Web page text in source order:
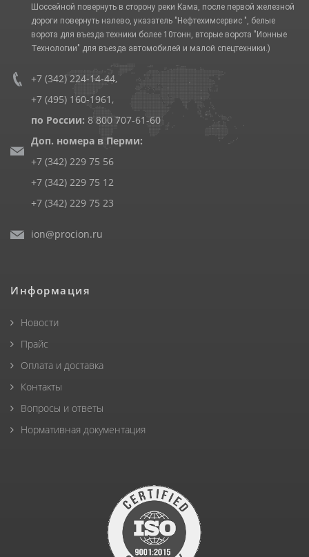
Шоссейной повернуть в сторону реки Кама, после первой железной
дороги повернуть налево, указатель "Нефтехимсервис ", белые
ворота для въезда техники более 10тонн, вторые ворота "Ионные
Технологии" для въезда автомобилей и малой спецтехники.)
+7 (342) 224-14-44,
+7 (495) 160-1961 ,
по России: 8 800 707-61-60
Доп. номера в Перми:
+7 (342) 229 75 56
+7 (342) 229 75 12
+7 (342) 229 75 23
ion@procion.ru
Информация
Новости
Прайс
Оплата и доставка
Контакты
Вопросы и ответы
Нормативная документация